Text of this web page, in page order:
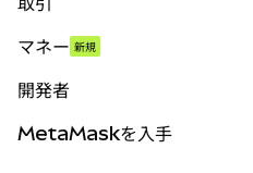
パーペチュアル
RWA
マネー 新規
開発者
MetaMaskを入手